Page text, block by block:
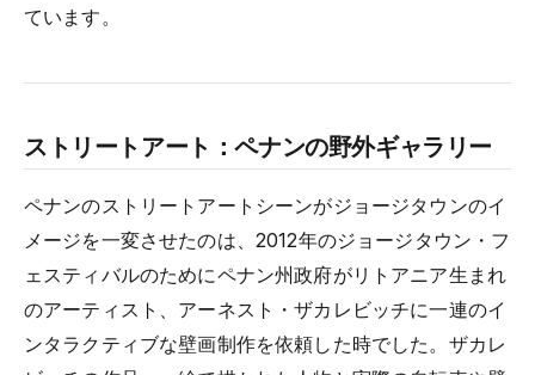
ています。
ストリートアート：ペナンの野外ギャラリー
ペナンのストリートアートシーンがジョージタウンのイ
メージを一変させたのは、2012年のジョージタウン・フ
ェスティバルのためにペナン州政府がリトアニア生まれ
のアーティスト、アーネスト・ザカレビッチに一連のイ
ンタラクティブな壁画制作を依頼した時でした。ザカレ